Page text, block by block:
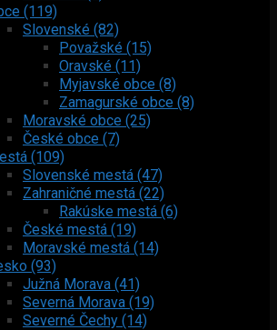
(119)
Slovenské (82)
Považské (15)
Oravské (11)
Myjavské obce (8)
Zamagurské obce (8)
Moravské obce (25)
České obce (7)
(109)
Slovenské mestá (47)
Zahraničné mestá (22)
Rakúske mestá (6)
České mestá (19)
Moravské mestá (14)
(93)
Južná Morava (41)
Severná Morava (19)
Severné Čechy (14)